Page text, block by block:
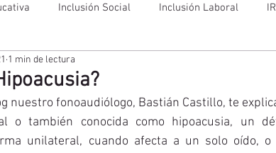
Inclusión Social Inclusión Laboral
1 min de lectura
nuestro fonoaudiólogo, Bastián Castillo, te
o también conocida como hipoacusia, un
unilateral, cuando afecta a un solo oído,